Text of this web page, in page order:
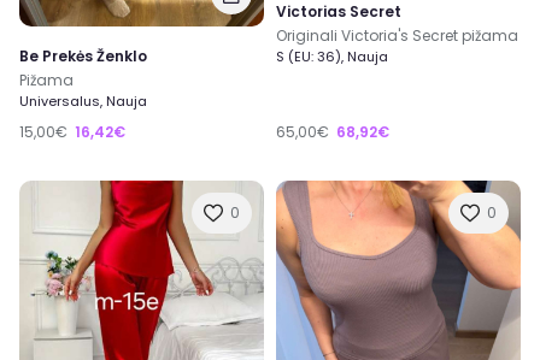
Be Prekės Ženklo
Pižama
Universalus, Nauja
15,00€ 16,42€
Victorias Secret
Originali Victoria's Secret pižama
S (EU: 36), Nauja
65,00€ 68,92€
0 0